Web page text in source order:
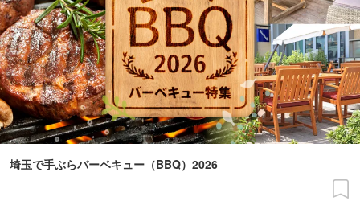
埼玉で手ぶらバーベキュー（BBQ）2026